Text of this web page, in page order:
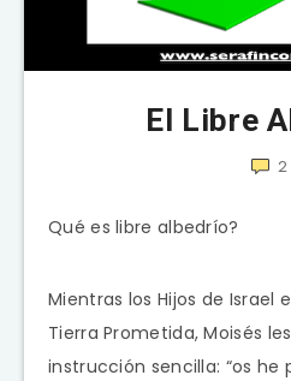
El Libre
2
Qué es libre albedrío?
Mientras los Hijos de Israel
Tierra Prometida, Moisés
instrucción sencilla: “os he